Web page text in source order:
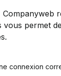
vous permet
connexion